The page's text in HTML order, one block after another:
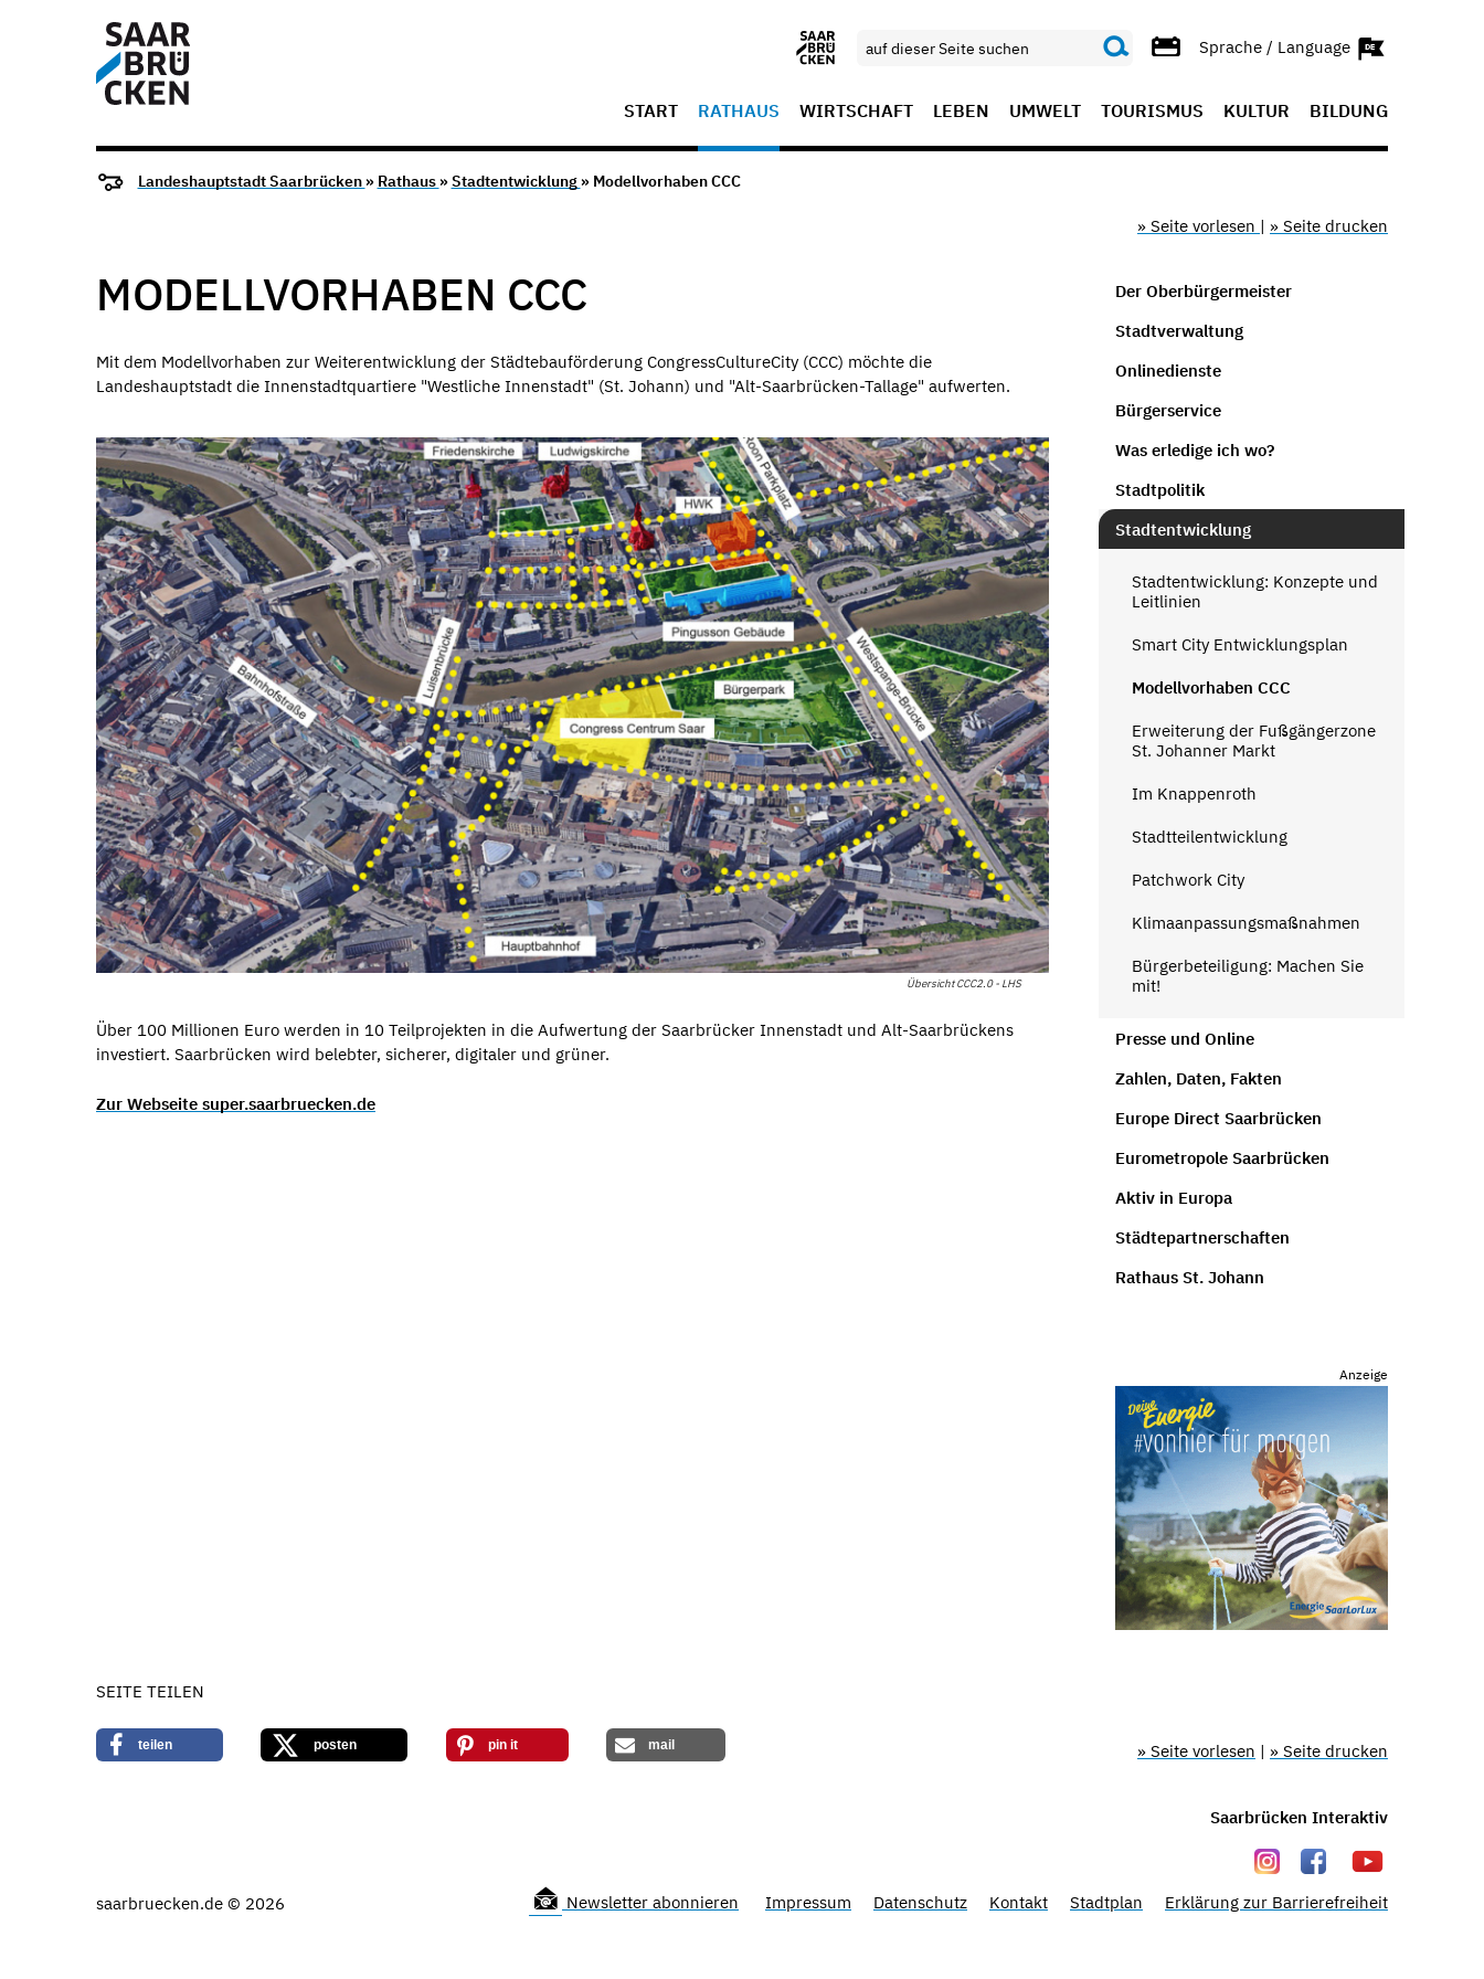
Sprache / Language
START RATHAUS WIRTSCHAFT LEBEN UMWELT TOURISMUS KULTUR BILDUNG
Landeshauptstadt Saarbrücken » Rathaus »Stadtentwicklung » Modellvorhaben CCC
» Seite vorlesen | » Seite drucken
MODELLVORHABEN CCC
Mit dem Modellvorhaben zur Weiterentwicklung der Städtebauförderung CongressCultureCity (CCC) möchte die
Landeshauptstadt die Innenstadtquartiere "Westliche Innenstadt" (St. Johann) und "Alt-Saarbrücken-Tallage" aufwerten.
Übersicht CCC2.0 - LHS
Über 100 Millionen Euro werden in 10 Teilprojekten in die Aufwertung der Saarbrücker Innenstadt und Alt-Saarbrückens
investiert. Saarbrücken wird belebter, sicherer, digitaler und grüner.
Zur Webseite super.saarbruecken.de
Der Oberbürgermeister
Stadtverwaltung
Onlinedienste
Bürgerservice
Was erledige ich wo?
Stadtpolitik
Stadtentwicklung
Stadtentwicklung: Konzepte und
Leitlinien
Smart City Entwicklungsplan
Modellvorhaben CCC
Erweiterung der Fußgängerzone
St. Johanner Markt
Im Knappenroth
Stadtteilentwicklung
Patchwork City
Klimaanpassungsmaßnahmen
Bürgerbeteiligung: Machen Sie
mit!
Presse und Online
Zahlen, Daten, Fakten
Europe Direct Saarbrücken
Eurometropole Saarbrücken
Aktiv in Europa
Städtepartnerschaften
Rathaus St. Johann
Anzeige
SEITE TEILEN
teilen posten pin it mail » Seite vorlesen | » Seite drucken
saarbruecken.de © 2026
Saarbrücken Interaktiv
Newsletter abonnieren Impressum Datenschutz Kontakt Stadtplan Erklärung zur Barrierefreiheit